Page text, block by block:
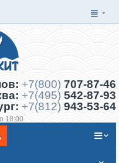
+7(800) 707-87-46
+7(495) 542-87-93
+7(812) 943-53-64
18:00
звонок